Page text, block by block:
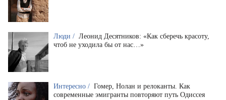
Люди / Леонид Десятников: «Как сберечь красоту,
чтоб не уходила бы от нас…»
Интересно / Гомер, Нолан и релоканты. Как
современные эмигранты повторяют путь Одиссея